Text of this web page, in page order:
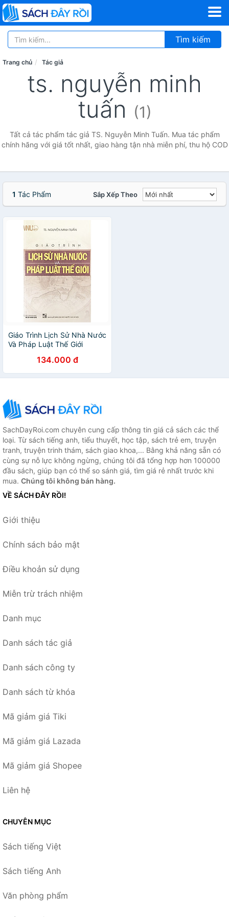
Tìm kiếm
Trang chủ Tác giả
ts. nguyễn minh
tuấn (1)
Tất cả tác phẩm tác giả TS. Nguyễn Minh Tuấn. Mua tác phẩm
chính hãng với giá tốt nhất, giao hàng tận nhà miễn phí, thu hộ COD
1 Tác Phẩm Sắp Xếp Theo
Giáo Trình Lịch Sử Nhà Nước
Và Pháp Luật Thế Giới
134.000 đ
SachDayRoi.com chuyên cung cấp thông tin giá cả sách các thể
loại. Từ sách tiếng anh, tiểu thuyết, học tập, sách trẻ em, truyện
tranh, truyện trinh thám, sách giao khoa,... Bằng khả năng sẵn có
cùng sự nỗ lực không ngừng, chúng tôi đã tổng hợp hơn 100000
đầu sách, giúp bạn có thể so sánh giá, tìm giá rẻ nhất trước khi
mua. Chúng tôi không bán hàng.
VỀ SÁCH ĐÂY RỒI!
Giới thiệu
Chính sách bảo mật
Điều khoản sử dụng
Miễn trừ trách nhiệm
Danh mục
Danh sách tác giả
Danh sách công ty
Danh sách từ khóa
Mã giảm giá Tiki
Mã giảm giá Lazada
Mã giảm giá Shopee
Liên hệ
CHUYÊN MỤC
Sách tiếng Việt
Sách tiếng Anh
Văn phòng phẩm